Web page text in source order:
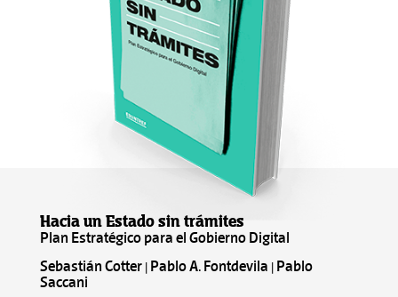
Hacia un Estado sin trámites
Plan Estratégico para el Gobierno Digital
Sebastián Cotter | Pablo A. Fontdevila | Pablo
Saccani